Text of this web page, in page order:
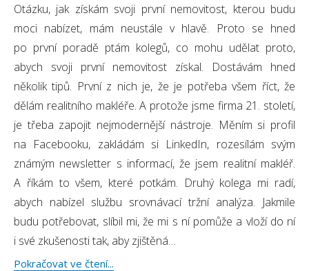
Otázku, jak získám svoji první nemovitost, kterou budu
moci nabízet, mám neustále v hlavě. Proto se hned
po první poradě ptám kolegů, co mohu udělat proto,
abych svoji první nemovitost získal. Dostávám hned
několik tipů. První z nich je, že je potřeba všem říct, že
dělám realitního makléře. A protože jsme firma 21. století,
je třeba zapojit nejmodernější nástroje. Měním si profil
na Facebooku, zakládám si LinkedIn, rozesílám svým
známým newsletter s informací, že jsem realitní makléř.
A říkám to všem, které potkám. Druhý kolega mi radí,
abych nabízel službu srovnávací tržní analýza. Jakmile
budu potřebovat, slíbil mi, že mi s ní pomůže a vloží do ní
i své zkušenosti tak, aby zjištěná…
Pokračovat ve čtení...